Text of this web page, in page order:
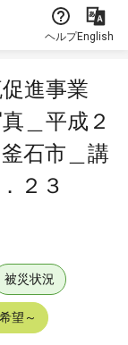
ヘルプEnglish
進事業
＿平成２
石市＿講
２３
被災状況
望～